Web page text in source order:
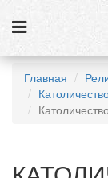
Новости
Галерея
Главная